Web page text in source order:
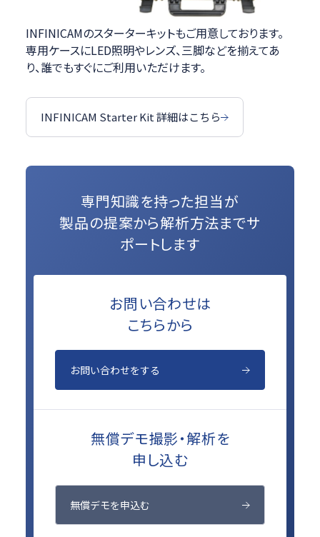
INFINICAMのスターターキットもご用意しております。
専用ケースにLED照明やレンズ、三脚などを揃えてあ
り、誰でもすぐにご利用いただけます。
INFINICAM Starter Kit 詳細はこちら
専門知識を持った担当が
製品の提案から解析方法までサ
ポートします
お問い合わせは
こちらから
お問い合わせをする
無償デモ撮影・解析を
申し込む
無償デモを申込む